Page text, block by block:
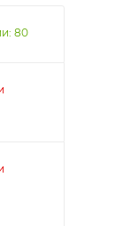
80